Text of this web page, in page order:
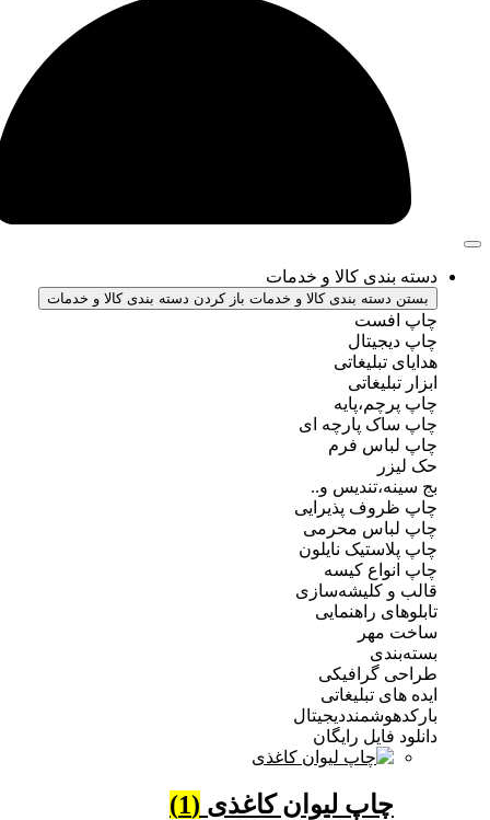
کالا و خدمات
بندی کالا و خدمات باز کردن دسته بندی کالا و خدمات
پارچه ای
فرم
و..
پذیرایی
محرمی
نایلون
کیسه
کلیشه‌سازی
راهنمایی
گرافیکی
تبلیغاتی
فایل رایگان
چاپ لیوان کاغذی(1)